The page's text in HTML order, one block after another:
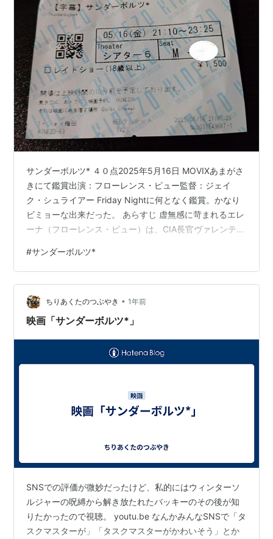
サンダーボルツ* ４０点2025年5月16日 MOVIXあまがさ
きにて鑑賞出演：フローレンス・ピュー監督：ジェイ
ク・シュライアー Friday Nightに何となく鑑賞。かなり
ビミョーな出来だった。 あらすじ 虚無感に苛まれるエレ
ーナ（フローレンス・ピュー）は、CIA長官ヴァレンティ
に向かった先で、自分と同じくヒーローではない者た
ち、そして記憶を失ったボブに出会う。窮地に陥った彼
らは団結することを余儀なくされ・・・ ポジティブ・サ
イド 一応、『 キャプテン・アメリカ ブレイブ・ニュ
ー・ワールド 』の直後の世界らしい。怪物が出現して
#サンダーボルツ*
ちりあくたのつぶやき • 1年前
映画「サンダーボルツ*」
SNSでの評価が微妙だったけど、私的にはウィンターソ
ルジャーの呪縛から解き放たれたバッキーのその後が知
りたかったので視聴。 youtu.be なんかみんなSNSで「タ
スクマスターが」「タスクマスターがかわいそう」とか